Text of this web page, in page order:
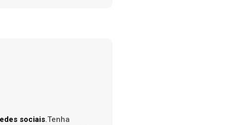
sociais.Tenha